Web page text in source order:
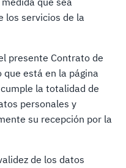
los servicios de la
presente Contrato de
está en la página
la totalidad de
personales y
su recepción por la
de los datos